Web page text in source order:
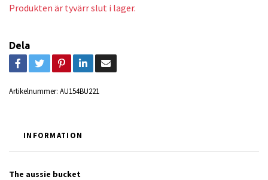
Produkten är tyvärr slut i lager.
Dela
Artikelnummer: AU154BU221
INFORMATION
The aussie bucket